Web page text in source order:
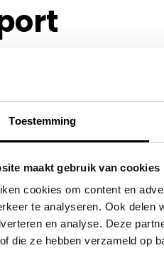
Toestemming
maakt gebruik van cookies
cookies om content en
te analyseren. Ook delen
en analyse. Deze
die ze hebben verzameld op